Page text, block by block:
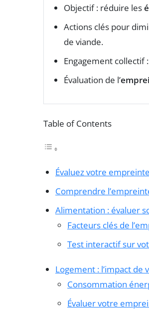
Objectif : réduire les
Actions clés pour
de viande.
Engagement collectif
Évaluation de l’
Table of Contents
Évaluez votre
Comprendre
Alimentation : évaluer
Facteurs clés de
Test interactif sur
Logement : l’impact de
Consommation
Évaluer votre